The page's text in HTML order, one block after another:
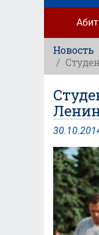
Новость
30. 10.